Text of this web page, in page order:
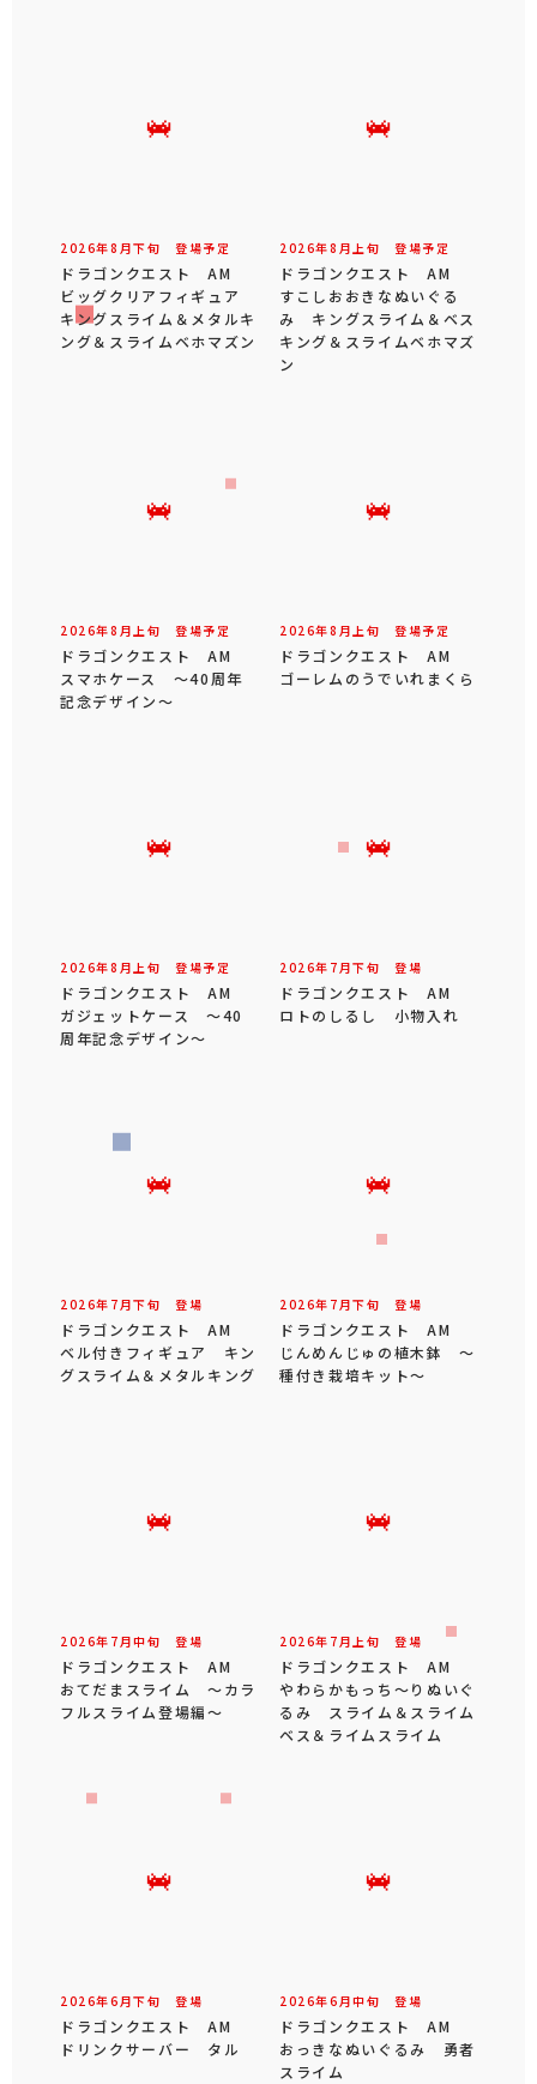
2026年8 月下旬 登場予定
ドラゴンクエスト AM
ビッグクリアフィギュア
キングスライム＆メタルキ
ング＆スライムベホマズン
2026年8 月 上旬 登場予定
ドラゴンクエスト AM
すこしおおきなぬいぐる
み キングスライム＆ベス
キング＆スライムベホマズ
ン
2026年8 月 上旬 登場予定
ドラゴンクエスト AM
スマホケース ～40周年
記念デザイン～
2026年8 月 上旬 登場予定
ドラゴンクエスト AM
ゴーレムのうでいれまくら
2026年8 月 上旬 登場予定
ドラゴンクエスト AM
ガジェットケース ～40
周年記念デザイン～
2026年 7 月下旬 登場
ドラゴンクエスト AM
ロトのしるし 小物入れ
2026年 7 月下旬 登場
ドラゴンクエスト AM
ベル付きフィギュア キン
グスライム＆メタルキング
2026年 7 月下旬 登場
ドラゴンクエスト AM
じんめんじゅの植木鉢 ～
種付き栽培キット～
2026年 7 月中旬 登場
ドラゴンクエスト AM
おてだまスライム ～カラ
フルスライム登場編～
2026年 7 月 上旬 登場
ドラゴンクエスト AM
やわらかもっち～りぬいぐ
るみ スライム＆スライム
ベス＆ライムスライム
2026年6 月下旬 登場
ドラゴンクエスト AM
ドリンクサーバー タル
2026年6 月中旬 登場
ドラゴンクエスト AM
おっきなぬいぐるみ 勇者
スライム